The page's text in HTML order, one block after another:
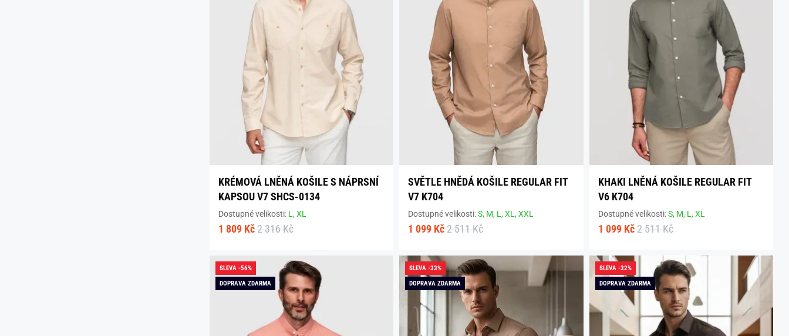
KRÉMOVÁ LNĚNÁ KOŠILE S NÁPRSNÍ
KAPSOU V7 SHCS-0134
Dostupné velikosti: L,XL
1 809 Kč 2 316 Kč
SVĚTLE HNĚDÁ KOŠILE REGULAR FIT
V7 K704
Dostupné velikosti:S, M, L,XL,XXL
1 099 Kč 2 511 Kč
KHAKI LNĚNÁ KOŠILE REGULAR FIT
V6 K704
Dostupné velikosti:S, M, L,XL
1 099 Kč 2 511 Kč
SLEVA -56%
DOPRAVA ZDARMA
SLEVA -33%
DOPRAVA ZDARMA
SLEVA -32%
DOPRAVA ZDARMA